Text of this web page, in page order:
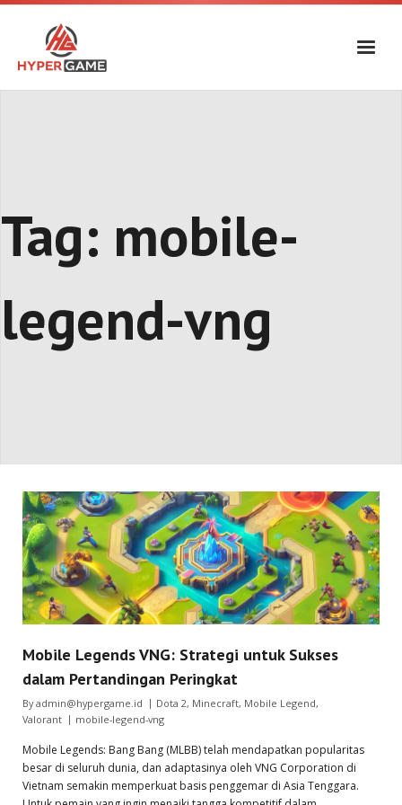
Skip
Tag: mobile-
legend-vng
Mobile Legends VNG: Strategi untuk Sukses
dalam Pertandingan Peringkat
Byadmin@hypergame.id Dota 2, Minecraft, Mobile Legend,
Valorant
mobile-legend-vng
Mobile Legends: Bang Bang (MLBB) telah mendapatkan popularitas
besar di seluruh dunia, dan adaptasinya oleh VNG Corporation di
Vietnam semakin memperkuat basis penggemar di Asia Tenggara.